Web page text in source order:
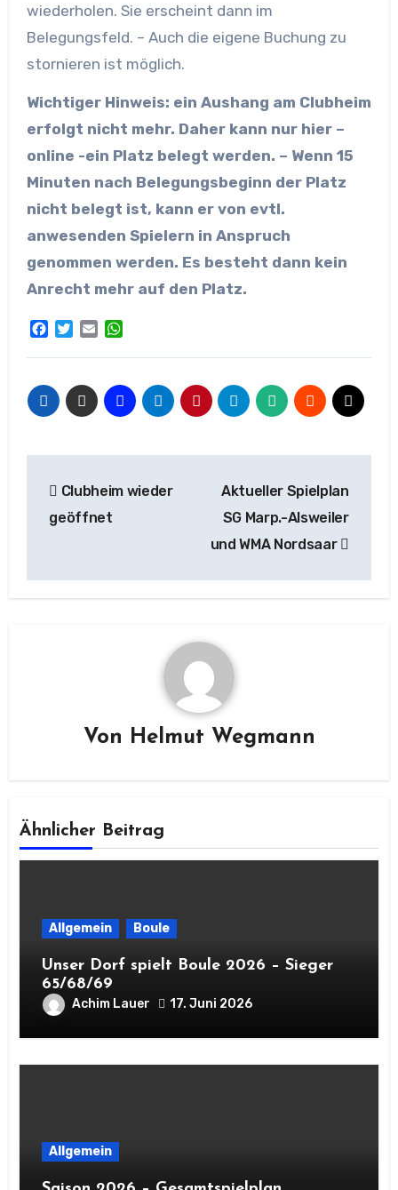
wiederholen. Sie erscheint dann im
Belegungsfeld. – Auch die eigene Buchung zu
stornieren ist möglich.
Wichtiger Hinweis: ein Aushang am Clubheim
erfolgt nicht mehr. Daher kann nur hier –
online -ein Platz belegt werden. – Wenn 15
Minuten nach Belegungsbeginn der Platz
nicht belegt ist, kann er von evtl.
anwesenden Spielern in Anspruch
genommen werden. Es besteht dann kein
Anrecht mehr auf den Platz.
Facebook
Twitter
Email
Clubheim wieder
geöffnet
Aktueller Spielplan
SG Marp.-Alsweiler
und WMA Nordsaar
Von Helmut Wegmann
Ähnlicher Beitrag
Allgemein Boule
Unser Dorf spielt Boule 2026 – Sieger
65/68/69
Achim Lauer 17. Juni 2026
Allgemein